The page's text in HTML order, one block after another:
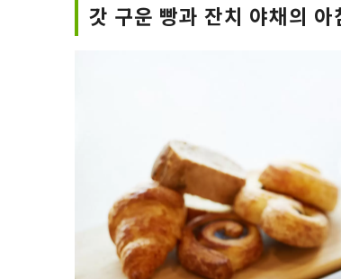
갓 구운 빵과 잔치 야채의 아